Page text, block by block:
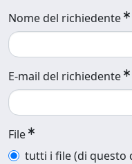
Nome del richiedente
E-mail del richiedente
File
tutti i file (di questo